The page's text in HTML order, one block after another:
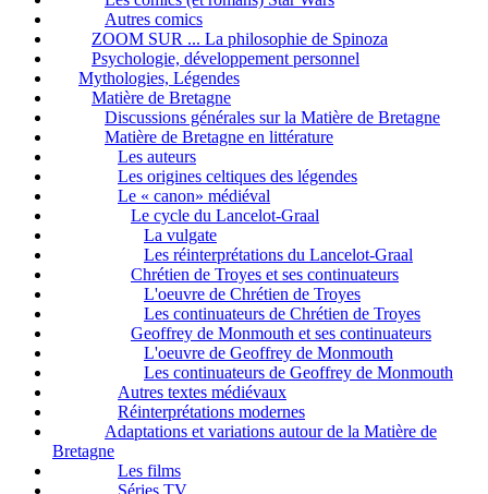
Autres comics
ZOOM SUR ... La philosophie de Spinoza
Psychologie, développement personnel
Mythologies, Légendes
Matière de Bretagne
Discussions générales sur la Matière de Bretagne
Matière de Bretagne en littérature
Les auteurs
Les origines celtiques des légendes
Le « canon» médiéval
Le cycle du Lancelot-Graal
La vulgate
Les réinterprétations du Lancelot-Graal
Chrétien de Troyes et ses continuateurs
L'oeuvre de Chrétien de Troyes
Les continuateurs de Chrétien de Troyes
Geoffrey de Monmouth et ses continuateurs
L'oeuvre de Geoffrey de Monmouth
Les continuateurs de Geoffrey de Monmouth
Autres textes médiévaux
Réinterprétations modernes
Adaptations et variations autour de la Matière de
Bretagne
Les films
Séries TV